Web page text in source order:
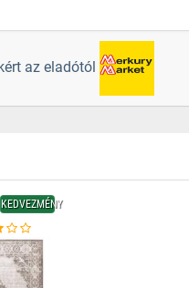
az eladótól
KEDVEZMÉNY